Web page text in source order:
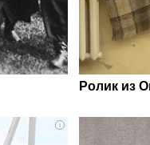
Ролик из
i